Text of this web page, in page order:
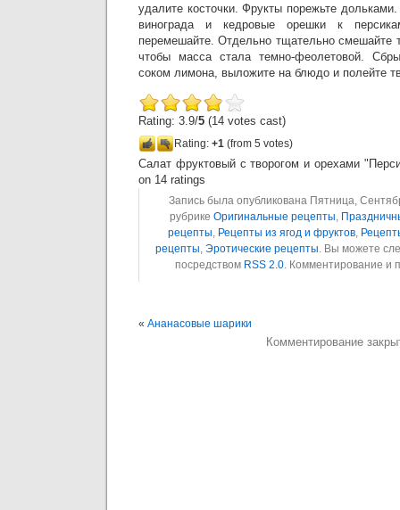
удалите косточки. Фрукты порежьте
винограда и кедровые орешки к
перемешайте. Отдельно тщательно смешайте
чтобы масса стала темно-феолетовой.
соком лимона, выложите на блюдо и полейте
Rating: 3.9/5 (14 votes cast)
Rating: +1 (from 5 votes)
Салат фруктовый с творогом и орехами
on 14 ratings
Запись была опубликована Пятница,
рубрике Оригинальные рецепты,
рецепты, Рецепты из ягод и фруктов,
рецепты, Эротические рецепты. Вы можете
посредством RSS 2.0. Комментирование и
« Ананасовые шарики
Комментирование